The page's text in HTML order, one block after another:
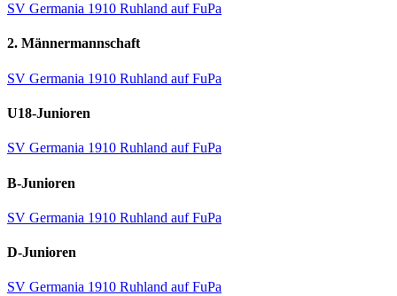
SV Germania 1910 Ruhland auf FuPa
2. Männermannschaft
SV Germania 1910 Ruhland auf FuPa
U18-Junioren
SV Germania 1910 Ruhland auf FuPa
B-Junioren
SV Germania 1910 Ruhland auf FuPa
D-Junioren
SV Germania 1910 Ruhland auf FuPa